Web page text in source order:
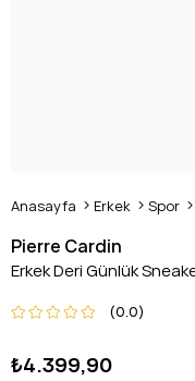
Anasayfa Erkek Spor
Pierre Cardin
Erkek Deri Günlük
0.0
₺4.399,90